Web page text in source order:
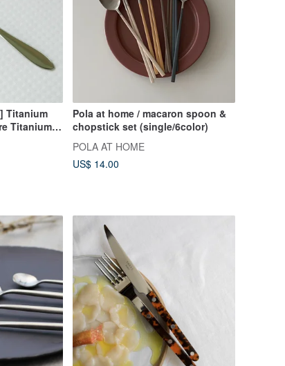
Titanium
Titanium
(Titanium
Pola at home / macaron spoon &
chopstick set (single/6color)
POLA AT HOME
US$ 14.00